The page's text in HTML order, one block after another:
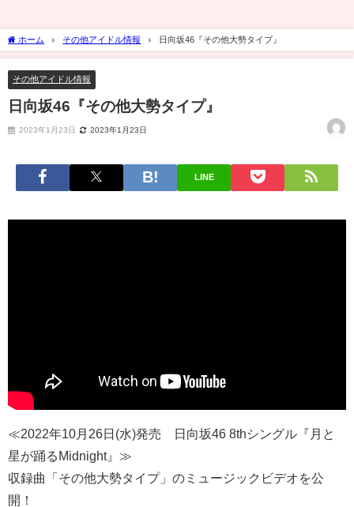
ホーム その他アイドル情報 日向坂46『その他大勢タイプ』
その他アイドル情報
日向坂46『その他大勢タイプ』
2023年1月23日 2023年1月23日
LINE
≪2022年10月26日(水)発売 日向坂46 8thシングル『月と
星が踊るMidnight』≫
収録曲「その他大勢タイプ」のミュージックビデオを公
開！